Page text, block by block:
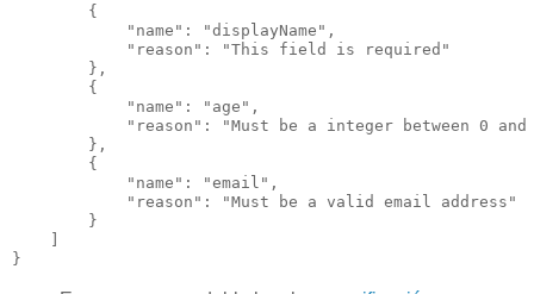
        {
            "
name ": "displayName" ,
            "
reason ":
"This field is required"
},
        {
            "
name ": "age" ,
            "
reason ":
"Must be a integer between 0 and
},
        {
            "
name ": "email" ,
            "
reason ":
"Must be a valid email address"
}
}